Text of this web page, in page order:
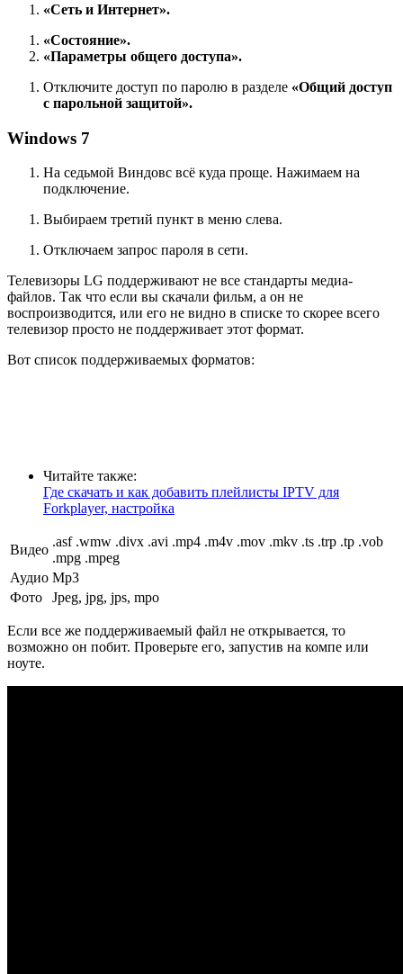
«Сеть и Интернет».
«Состояние».
«Параметры общего доступа».
Отключите доступ по паролю в разделе «Общий доступ
с парольной защитой».
Windows 7
На седьмой Виндовс всё куда проще. Нажимаем на
подключение.
Выбираем третий пункт в меню слева.
Отключаем запрос пароля в сети.
Телевизоры LG поддерживают не все стандарты медиа-
файлов. Так что если вы скачали фильм, а он не
воспроизводится, или его не видно в списке то скорее всего
телевизор просто не поддерживает этот формат.
Вот список поддерживаемых форматов:
Читайте также:
Где скачать и как добавить плейлисты IPTV для
Forkplayer, настройка
Видео
.asf .wmw .divx .avi .mp4 .m4v .mov .mkv .ts .trp .tp .vob
.mpg .mpeg
Аудио Mp3
Фото
Jpeg, jpg, jps, mpo
Если все же поддерживаемый файл не открывается, то
возможно он побит. Проверьте его, запустив на компе или
ноуте.